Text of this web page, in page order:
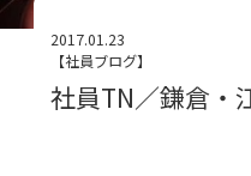
2017.01.23
【社員ブログ】
社員TN／鎌倉・